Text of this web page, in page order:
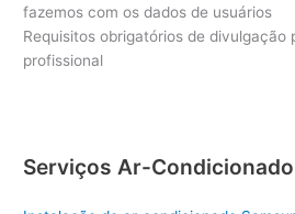
fazemos com os dados de usuários
Requisitos obrigatórios de divulgação
profissional
Serviços Ar-Condicionado